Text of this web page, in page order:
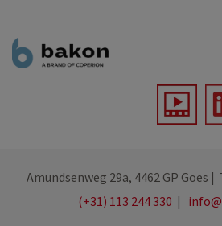
Amundsenweg 29a, 4462 GP Goes
(+31) 113 244 330 |